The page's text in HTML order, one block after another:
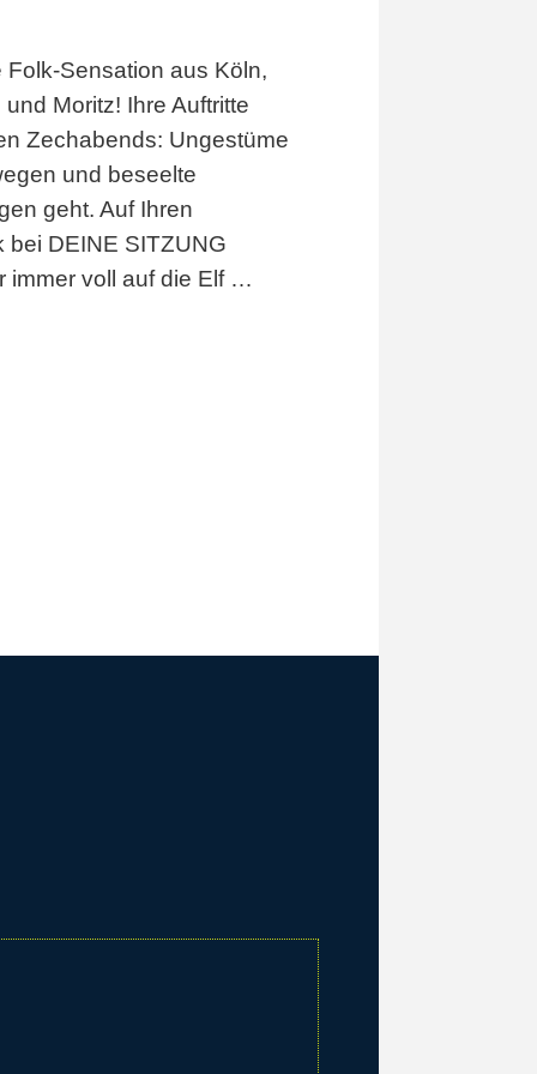
Sensation aus Köln,
Moritz! Ihre Auftritte
Zechabends: Ungestüme
und beseelte
geht. Auf Ihren
DEINE SITZUNG
immer voll auf die Elf …